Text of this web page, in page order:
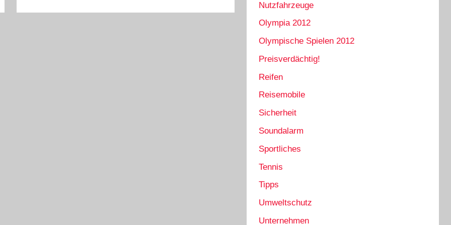
Nutzfahrzeuge
Olympia 2012
Olympische Spielen 2012
Preisverdächtig!
Reifen
Reisemobile
Sicherheit
Soundalarm
Sportliches
Tennis
Tipps
Umweltschutz
Unternehmen